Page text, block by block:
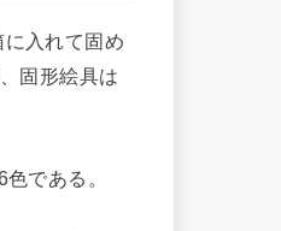
入れて固め
固形絵具は
である。